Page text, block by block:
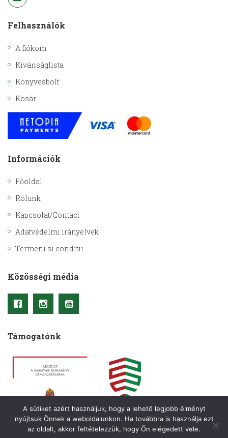
Felhasználók
A fiókom
Kívánságlista
Könyvesbolt
Kosár
Információk
Főoldal
Rólunk
Kapcsolat/Contact
Adatvédelmi irányelvek
Termeni si conditii
Közösségi média
Támogatónk
A sütiket azért használjuk, hogy a lehető legjobb élményt
nyújtsuk Önnek a weboldalunkon. Ha továbbra is használja ezt
az oldalt, akkor feltételezzük, hogy Ön elégedett vele.